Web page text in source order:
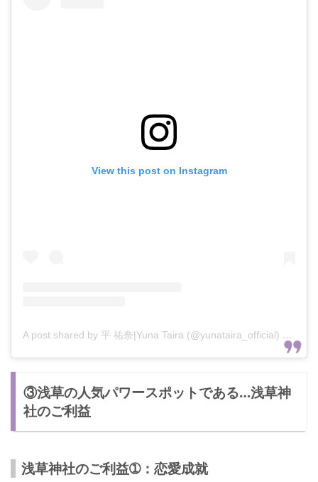
View this post on Instagram
A post shared by 平 祐奈|Yuna Taira (@yunataira_official)
③浅草の人気パワースポットである…浅草神
社のご利益
浅草神社のご利益➀：恋愛成就